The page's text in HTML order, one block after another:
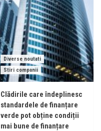
Diverse noutati
Stiri companii
Clădirile care îndeplinesc
standardele de finanțare
verde pot obține condiții
mai bune de finanțare